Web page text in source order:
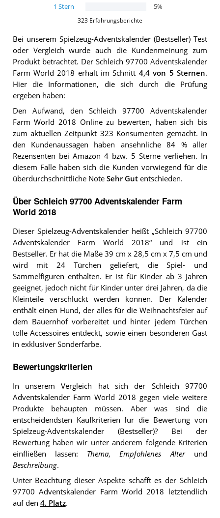
1 Stern 5%
323 Erfahrungsberichte
Bei unserem Spielzeug-Adventskalender (Bestseller)Test
oder Vergleich wurde auch die Kundenmeinung zum
Produkt betrachtet. Der Schleich 97700 Adventskalender
Farm World 2018 erhält im Schnitt 4,4von 5 Sternen.
Hier die Informationen, die sich durch die Prüfung
ergeben haben:
Den Aufwand, den Schleich 97700 Adventskalender
Farm World 2018 Online zu bewerten, haben sich bis
zum aktuellen Zeitpunkt 323 Konsumenten gemacht. In
den Kundenaussagen haben ansehnliche 84 % aller
Rezensenten bei Amazon 4 bzw. 5 Sterne verliehen. In
diesem Falle haben sich die Kunden vorwiegend für die
überdurchschnittliche Note Sehr Gutentschieden.
Über Schleich 97700 Adventskalender Farm
World 2018
Dieser Spielzeug-Adventskalender heißt „Schleich 97700
Adventskalender Farm World 2018“ und ist ein
Bestseller. Er hat die Maße 39 cm x 28,5 cm x 7,5 cm und
wird mit 24 Türchen geliefert, die Spiel- und
Sammelfiguren enthalten. Er ist für Kinder ab 3 Jahren
geeignet, jedoch nicht für Kinder unter drei Jahren, da die
Kleinteile verschluckt werden können. Der Kalender
enthält einen Hund, der alles für die Weihnachtsfeier auf
dem Bauernhof vorbereitet und hinter jedem Türchen
tolle Accessoires entdeckt, sowie einen besonderen Gast
in exklusiver Sonderfarbe.
Bewertungskriterien
In unserem Vergleich hat sich der Schleich 97700
Adventskalender Farm World 2018 gegen viele weitere
Produkte behaupten müssen. Aber was sind die
entscheidendsten Kaufkriterien für die Bewertung von
Spielzeug-Adventskalender (Bestseller)? Bei der
Bewertung haben wir unter anderem folgende Kriterien
einfließen lassen: Thema,Empfohlenes Alterund
Beschreibung.
Unter Beachtung dieser Aspekte schafft es der Schleich
97700 Adventskalender Farm World 2018 letztendlich
auf den 4. Platz.